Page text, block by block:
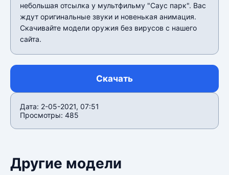
небольшая отсылка у мультфильму "Саус парк". Вас
ждут оригинальные звуки и новенькая анимация.
Скачивайте модели оружия без вирусов с нашего
сайта.
Скачать
Дата: 2-05-2021, 07:51
Просмотры: 485
Другие модели